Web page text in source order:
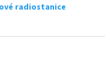
radiostanice